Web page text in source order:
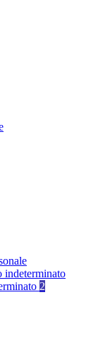
indeterminato
2